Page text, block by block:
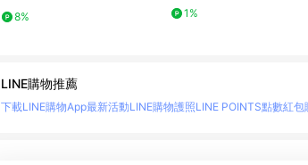
8%
1%
LINE購物推薦
下載LINE購物App最新活動LINE購物護照LINE POINTS點數紅包